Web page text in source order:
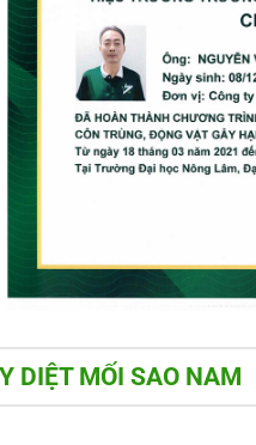
DIỆT MỐI SAO NAM